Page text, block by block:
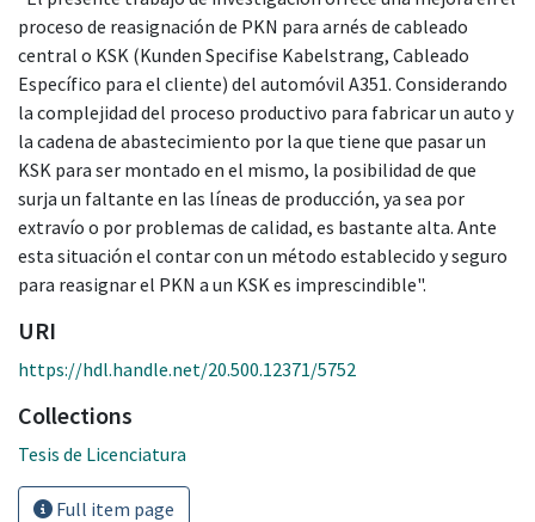
proceso de reasignación de PKN para arnés de cableado
central o KSK (Kunden Specifise Kabelstrang, Cableado
Específico para el cliente) del automóvil A351. Considerando
la complejidad del proceso productivo para fabricar un auto y
la cadena de abastecimiento por la que tiene que pasar un
KSK para ser montado en el mismo, la posibilidad de que
surja un faltante en las líneas de producción, ya sea por
extravío o por problemas de calidad, es bastante alta. Ante
esta situación el contar con un método establecido y seguro
para reasignar el PKN a un KSK es imprescindible".
URI
https://hdl.handle.net/20.500.12371/5752
Collections
Tesis de Licenciatura
Full item page